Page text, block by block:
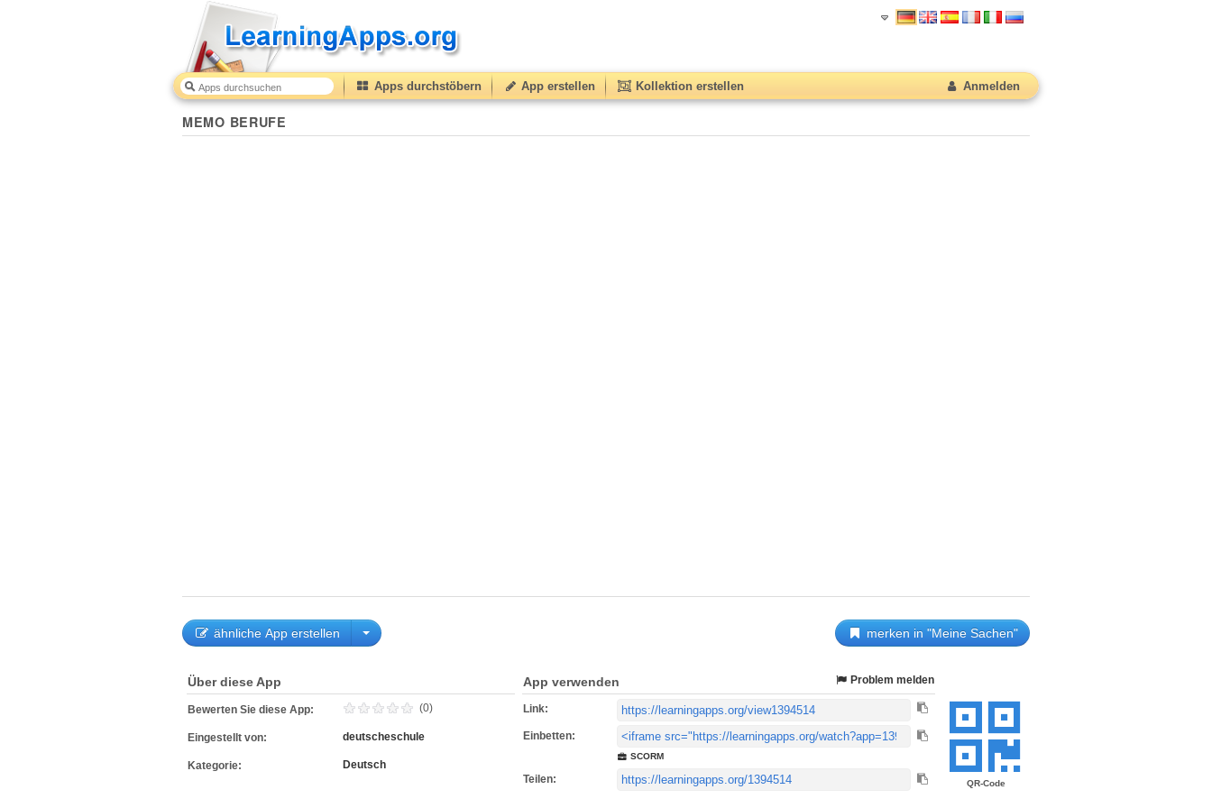
Apps durchstöbern App erstellen Kollektion erstellen Anmelden
MEMO BERUFE
ähnliche App erstellen merken in "Meine Sachen"
QR-Code
Über diese App
Bewerten Sie diese App: (0)
Eingestellt von: deutscheschule
Kategorie: Deutsch
App verwenden Problem melden
Link:
Einbetten:
SCORM
Teilen: